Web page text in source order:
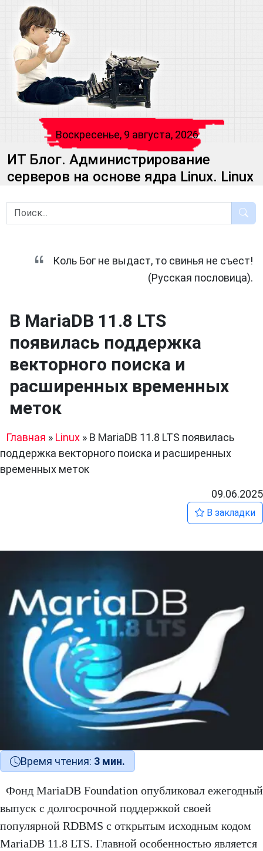
Воскресенье, 9 августа, 2026
ИТ Блог. Администрирование
серверов на основе ядра Linux. Linux
Коль Бог не выдаст, то свинья не съест!
(Русская пословица).
В MariaDB 11.8 LTS
появилась поддержка
векторного поиска и
расширенных временных
меток
Главная » Linux » В MariaDB 11.8 LTS появилась
поддержка векторного поиска и расширенных
временных меток
09.06.2025
В закладки
Время чтения: 3 мин.
Фонд MariaDB Foundation опубликовал ежегодный
выпуск с долгосрочной поддержкой своей
популярной RDBMS с открытым исходным кодом
MariaDB 11.8 LTS. Главной особенностью является